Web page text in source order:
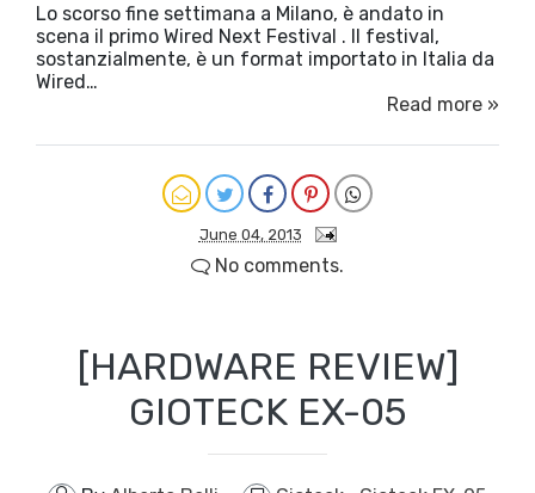
Lo scorso fine settimana a Milano, è andato in
scena il primo Wired Next Festival . Il festival,
sostanzialmente, è un format importato in Italia da
Wired…
Read more »
June 04, 2013
No comments.
[HARDWARE REVIEW]
GIOTECK EX-05